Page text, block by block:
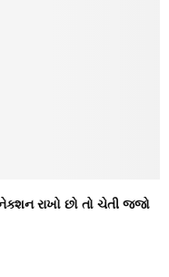
રાખો છો તો ચેતી જજો